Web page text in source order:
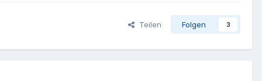
Teilen Folgen 3